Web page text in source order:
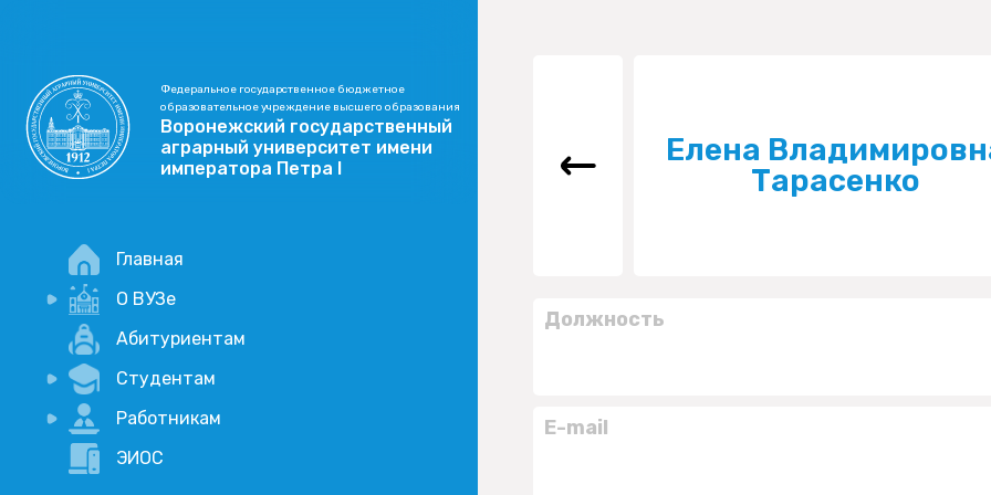
Федеральное государственное бюджетное
образовательное учреждение высшего образования
Воронежский государственный
аграрный университет имени
императора Петра I
Главная
О ВУЗе
Новости
Учебный процесс
Научная деятельность
Абитуриентам
Студентам
Портал дистанционого обучения
Академические отпуска
Работникам
Внимание, опрос!
ЭИОС
Елена
Тарасенко
Должность
E-mail